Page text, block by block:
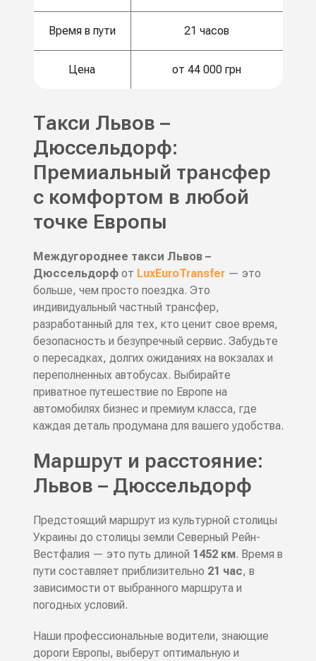
Время в пути 21 часов
Цена от 44 000 грн
Такси Львов –
Дюссельдорф:
Премиальный трансфер
с комфортом в любой
точке Европы
Междугороднее такси Львов –
Дюссельдорфот LuxEuroTransfer— это
больше, чем просто поездка. Это
индивидуальный частный трансфер,
разработанный для тех, кто ценит свое время,
безопасность и безупречный сервис. Забудьте
о пересадках, долгих ожиданиях на вокзалах и
переполненных автобусах. Выбирайте
приватное путешествие по Европе на
автомобилях бизнес и премиум класса, где
каждая деталь продумана для вашего удобства.
Маршрут и расстояние:
Львов – Дюссельдорф
Предстоящий маршрут из культурной столицы
Украины до столицы земли Северный Рейн-
Вестфалия — это путь длиной 1452 км. Время в
пути составляет приблизительно 21 час, в
зависимости от выбранного маршрута и
погодных условий.
Наши профессиональные водители, знающие
дороги Европы, выберут оптимальную и